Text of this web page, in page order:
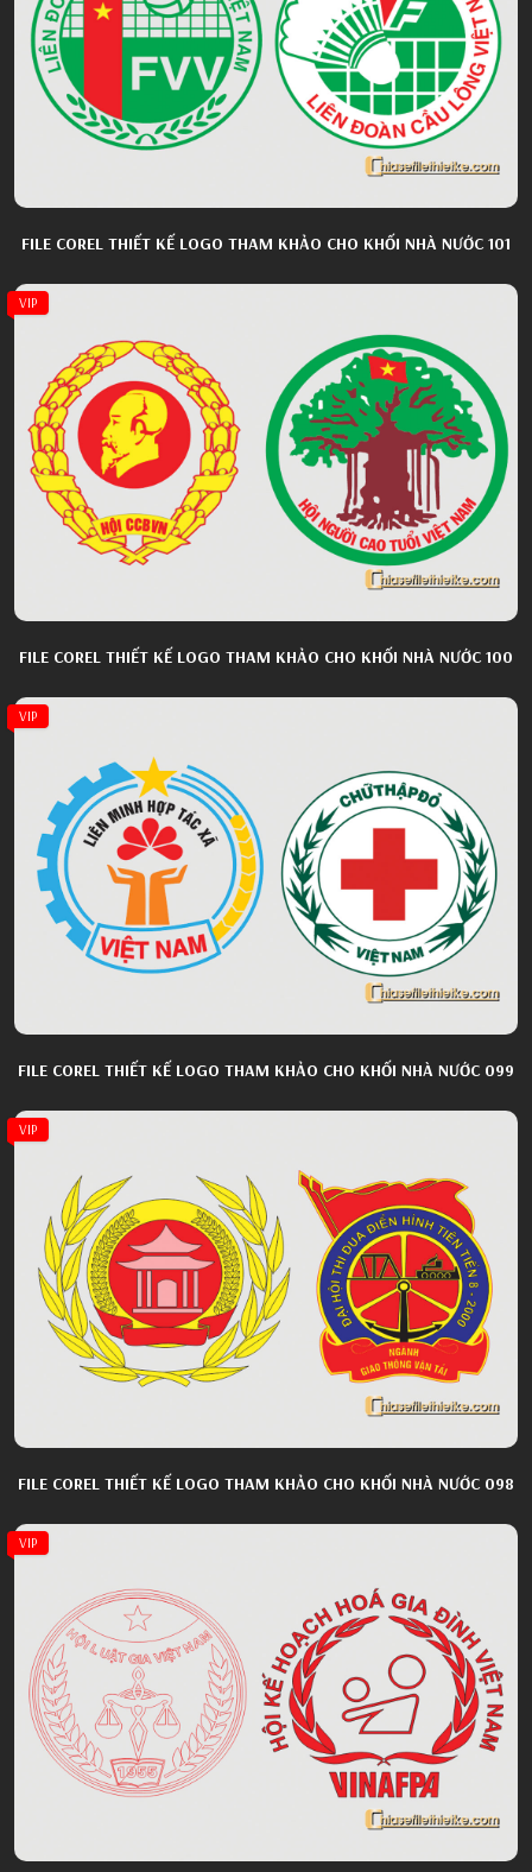
FILE COREL THIẾT KẾ LOGO THAM KHẢO CHO KHỐI NHÀ NƯỚC 101
VIP
FILE COREL THIẾT KẾ LOGO THAM KHẢO CHO KHỐI NHÀ NƯỚC 100
VIP
FILE COREL THIẾT KẾ LOGO THAM KHẢO CHO KHỐI NHÀ NƯỚC 099
VIP
FILE COREL THIẾT KẾ LOGO THAM KHẢO CHO KHỐI NHÀ NƯỚC 098
VIP